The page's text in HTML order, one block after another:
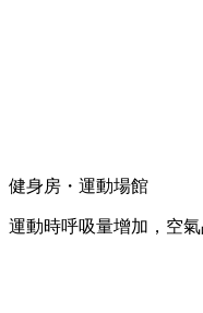
健身房・運動場館
運動時呼吸量增加，空